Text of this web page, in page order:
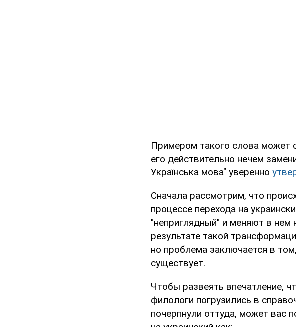
Примером такого слова может
его действительно нечем
Українська мова" уверенно
Сначала рассмотрим, что
процессе перехода на
"неприглядный" и меняют в нем
результате такой
но проблема заключается в
существует.
Чтобы развеять впечатление,
филологи погрузились в
почерпнули оттуда, может вас